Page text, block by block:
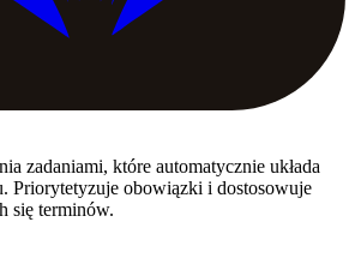
zadaniami, które automatycznie układa
Priorytetyzuje obowiązki i dostosowuje
się terminów.